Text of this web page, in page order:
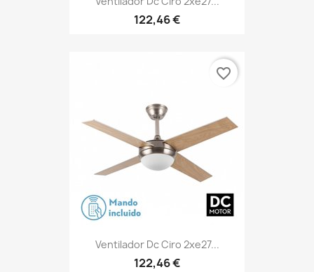
122,46 €
Ventilador Dc Ciro 2xe27...
122,46 €
favorite_border